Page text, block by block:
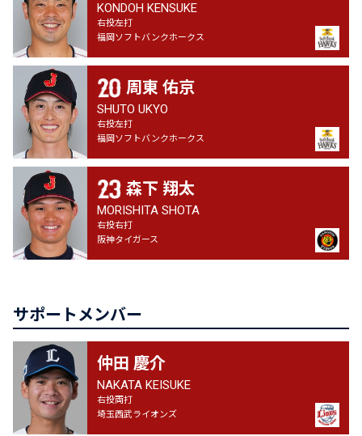
KONDOH KENSUKE
右投左打
福岡ソフトバンクホークス
周東 佑京
SHUTO UKYO
右投左打
福岡ソフトバンクホークス
森下 翔太
MORISHITA SHOTA
右投右打
阪神タイガース
サポートメンバー
仲田 慶介
NAKATA KEISUKE
右投両打
埼玉西武ライオンズ